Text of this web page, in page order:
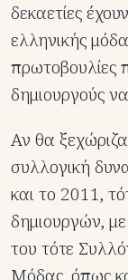
δεκαετίες
ελληνικής
πρωτοβουλίες
δημιουργούς να
Αν θα
συλλογική
και το 2011,
δημιουργών,
του τότε